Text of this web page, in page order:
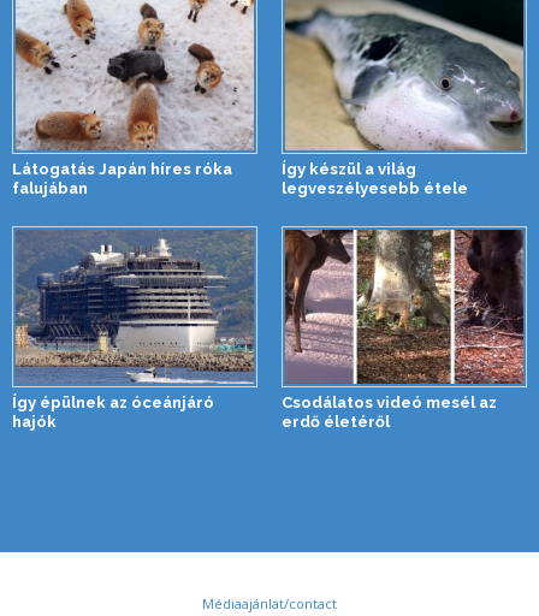
Látogatás Japán híres róka
falujában
Így készül a világ
legveszélyesebb étele
Így épülnek az óceánjáró
hajók
Csodálatos videó mesél az
erdő életéről
Médiaajánlat/contact